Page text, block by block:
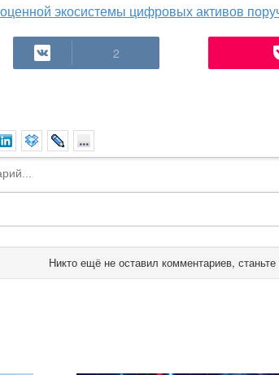
экосистемы цифровых активов
2
Никто ещё не оставил комментариев,